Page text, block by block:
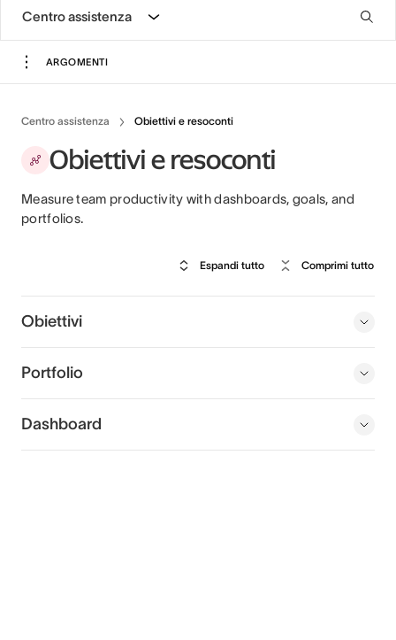
Centro assistenza
ARGOMENTI
Centro assistenza Obiettivi e resoconti
Obiettivi e resoconti
Measure team productivity with dashboards, goals, and
portfolios.
Espandi tutto Comprimi tutto
Obiettivi
Portfolio
Dashboard